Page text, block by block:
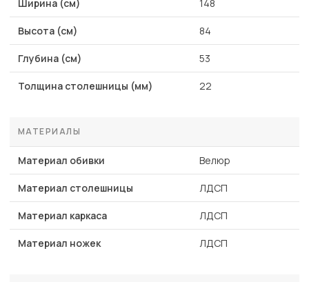
Ширина (см) 148
Высота (см) 84
Глубина (см) 53
Толщина столешницы (мм) 22
МАТЕРИАЛЫ
Материал обивки Велюр
Материал столешницы ЛДСП
Материал каркаса ЛДСП
Материал ножек ЛДСП